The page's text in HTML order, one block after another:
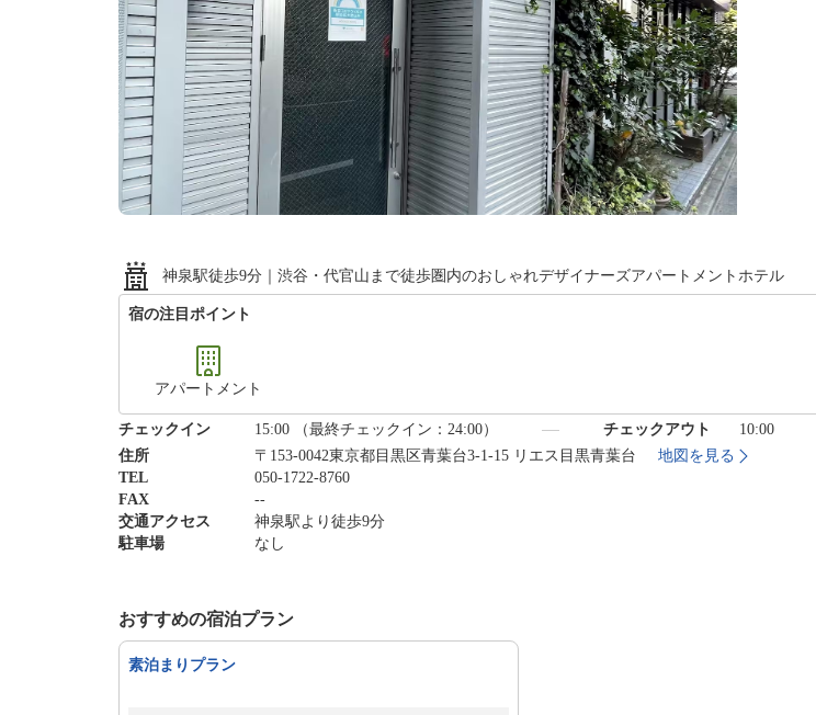
神泉駅徒歩9分｜渋谷・代官山まで徒歩圏内のおしゃれデザイナーズアパートメントホテル
宿の注目ポイント
アパートメント
チェックイン 15:00 （最終チェックイン：24:00） チェックアウト
10:00
住所
〒153-0042東京都目黒区青葉台3-1-15 リエス目黒青葉台
地図を見る
TEL
050-1722-8760
FAX
--
交通アクセス
神泉駅より徒歩9分
駐車場
なし
おすすめの宿泊プラン
素泊まりプラン